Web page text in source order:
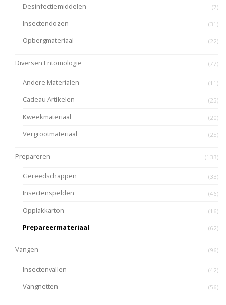
Desinfectiemiddelen (7)
Insectendozen (31)
Opbergmateriaal (22)
Diversen Entomologie (77)
Andere Materialen (11)
Cadeau Artikelen (25)
Kweekmateriaal (20)
Vergrootmateriaal (25)
Prepareren (133)
Gereedschappen (33)
Insectenspelden (46)
Opplakkarton (16)
Prepareermateriaal (62)
Vangen (96)
Insectenvallen (42)
Vangnetten (56)